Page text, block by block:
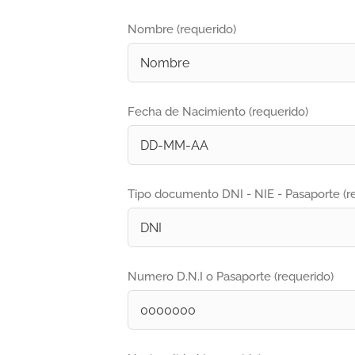
Nombre (requerido)
Fecha de Nacimiento (requerido)
Tipo documento DNI - NIE - Pasaporte
Numero D.N.I o Pasaporte (requerido)